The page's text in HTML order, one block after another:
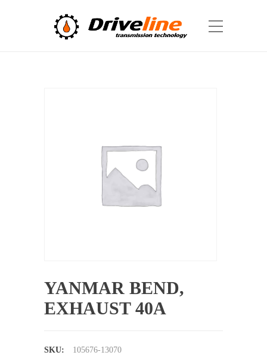
YANMAR BEND,
EXHAUST 40A
SKU: 105676-13070